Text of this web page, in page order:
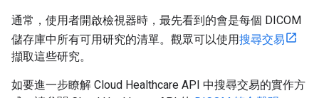
通常，使用者開啟檢視器時，最先看到的會是每個 DICOM
儲存庫中所有可用研究的清單。觀眾可以使用搜尋交易
擷取這些研究。
如要進一步瞭解 Cloud Healthcare API 中搜尋交易的實作方